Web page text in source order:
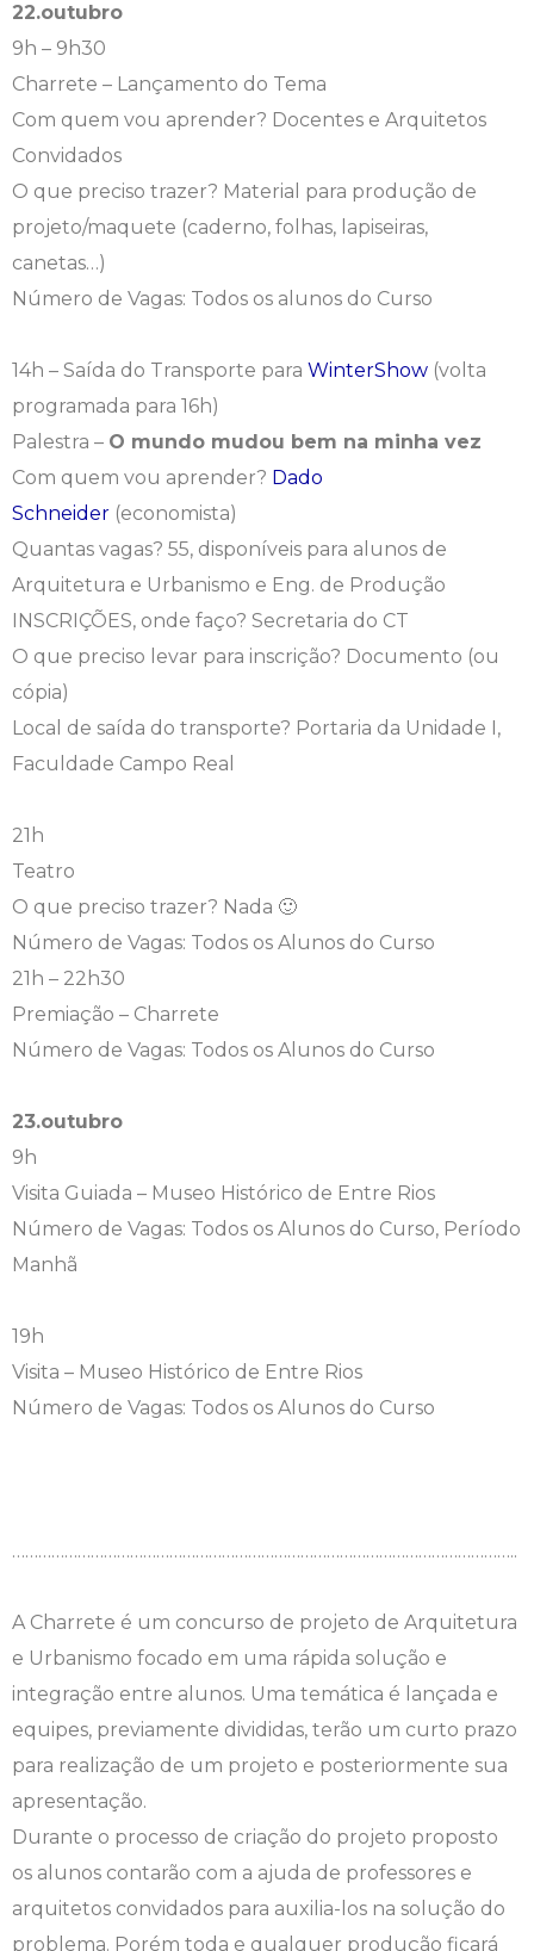
22.outubro
9h – 9h30
Charrete – Lançamento do Tema
Com quem vou aprender? Docentes e Arquitetos
Convidados
O que preciso trazer? Material para produção de
projeto/maquete (caderno, folhas, lapiseiras,
canetas…)
Número de Vagas: Todos os alunos do Curso
14h – Saída do Transporte para WinterShow (volta
programada para 16h)
Palestra – O mundo mudou bem na minha vez
Com quem vou aprender? Dado
Schneider (economista)
Quantas vagas? 55, disponíveis para alunos de
Arquitetura e Urbanismo e Eng. de Produção
INSCRIÇÕES, onde faço? Secretaria do CT
O que preciso levar para inscrição? Documento (ou
cópia)
Local de saída do transporte? Portaria da Unidade I,
Faculdade Campo Real
21h
Teatro
O que preciso trazer? Nada 🙂
Número de Vagas: Todos os Alunos do Curso
21h – 22h30
Premiação – Charrete
Número de Vagas: Todos os Alunos do Curso
23.outubro
9h
Visita Guiada – Museo Histórico de Entre Rios
Número de Vagas: Todos os Alunos do Curso, Período
Manhã
19h
Visita – Museo Histórico de Entre Rios
Número de Vagas: Todos os Alunos do Curso
……………………………………………………………………………………………………..
A Charrete é um concurso de projeto de Arquitetura
e Urbanismo focado em uma rápida solução e
integração entre alunos. Uma temática é lançada e
equipes, previamente divididas, terão um curto prazo
para realização de um projeto e posteriormente sua
apresentação.
Durante o processo de criação do projeto proposto
os alunos contarão com a ajuda de professores e
arquitetos convidados para auxilia-los na solução do
problema. Porém toda e qualquer produção ficará